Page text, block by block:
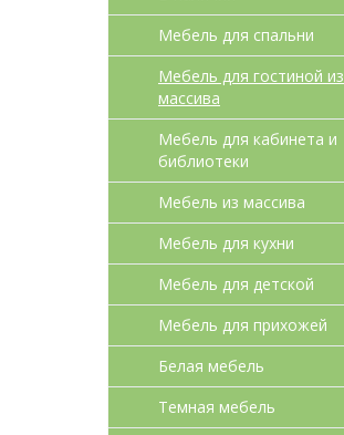
Мебель для спальни
Мебель для гостиной из
массива
Мебель для кабинета и
библиотеки
Мебель из массива
Мебель для кухни
Мебель для детcкой
Мебель для прихожей
Белая мебель
Темная мебель